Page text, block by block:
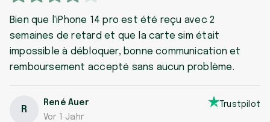
Bien que l'iPhone 14 pro est été reçu avec 2
semaines de retard et que la carte sim était
impossible à débloquer, bonne communication et
remboursement accepté sans aucun problème.
R
René Auer
Vor 1 Jahr
Trustpilot